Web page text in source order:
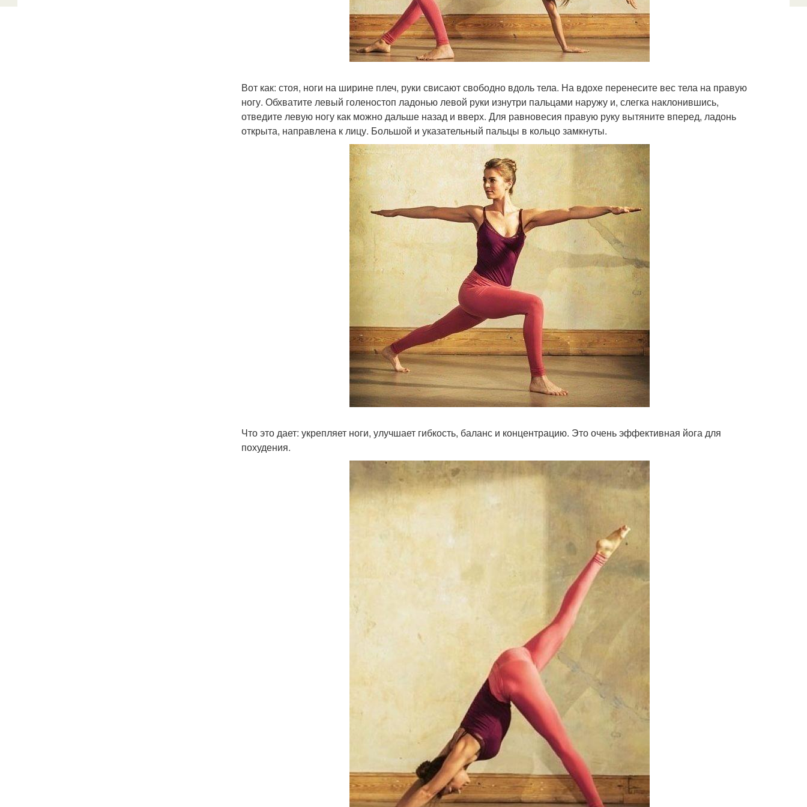
Вот как: стоя, ноги на ширине плеч, руки свисают свободно вдоль тела. На вдохе перенесите вес тела на правую
ногу. Обхватите левый голеностоп ладонью левой руки изнутри пальцами наружу и, слегка наклонившись,
отведите левую ногу как можно дальше назад и вверх. Для равновесия правую руку вытяните вперед, ладонь
открыта, направлена к лицу. Большой и указательный пальцы в кольцо замкнуты.
Что это дает: укрепляет ноги, улучшает гибкость, баланс и концентрацию. Это очень эффективная йога для
похудения.